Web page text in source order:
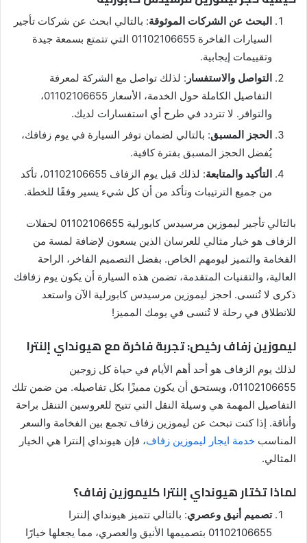
البحث عن الشركات الموثوقة: بالتالي ابحث عن شركات تأجير
السيارات الفاخرة 01102106655 التي تتمتع بسمعة جيدة
وتقييمات إيجابية.
التواصل والاستفسار : لذلك تواصل مع الشركة لمعرفة
التفاصيل الكاملة حول الخدمة، الأسعار 01102106655،
والتوافر. لا تتردد في طرح أي استفسارات لديك.
الحجز المسبق: بالتالي لضمان توفر السيارة في يوم زفافك،
يُفضل الحجز المسبق بفترة كافية.
التأكيد والمتابعة
: لذلك قبل يوم الزفاف 01102106655، تأكد
من جميع الترتيبات وتأكد من أن كل شيء يسير وفقًا للخطة.
بالتالي تأجير ليموزين مرسيدس كابورلية 01102106655 لحفلات
الزفاف هو خيار مثالي للعرسان الذين يسعون لإضافة لمسة من
الفخامة والتميز ليومهم الخاص. بفضل التصميم الفاخر، الراحة
العالية، والتقنيات المتقدمة، تضمن هذه السيارة أن يكون يوم زفافك
ذكرى لا تُنسى. احجز ليموزين مرسيدس كابورلية الآن واستعد
للانطلاق في رحلة لا تُنسى في يومك المميز!
ليموزين زفاف رخيص: تجربة فاخرة مع هيونداي إلنترا
لذلك يوم الزفاف هو أحد أهم الأيام في حياة كل زوجين
01102106655، ويستحق أن يكون مميزًا بكل تفاصيله. من ضمن تلك
التفاصيل المهمة هي وسيلة النقل التي تتيح للعروسين التنقل براحة
وأناقة. إذا كنت تبحث عن ليموزين زفاف تجمع بين الفخامة والسعر
المناسب خدمة ايجار ليموزين زفاف، فإن هيونداي إلنترا هي الخيار
المثالي.
لماذا تختار هيونداي إلنترا كليموزين زفاف؟
تصميم أنيق وعصري: بالتالي تتميز هيونداي إلنترا
01102106655 بتصميمها الأنيق والعصري، مما يجعلها خيارًا